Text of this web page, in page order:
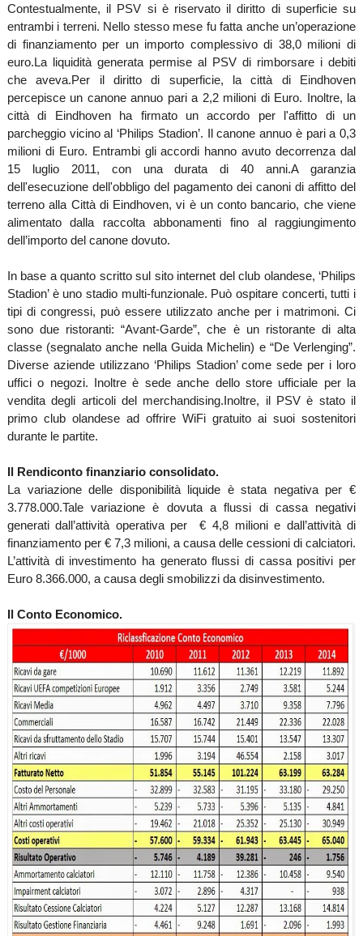
Contestualmente, il PSV si è riservato il diritto di superficie su
entrambi i terreni. Nello stesso mese fu fatta anche un’operazione
di finanziamento per un importo complessivo di 38,0 milioni di
euro.La liquidità generata permise al PSV di rimborsare i debiti
che aveva.Per il diritto di superficie, la città di Eindhoven
percepisce un canone annuo pari a 2,2 milioni di Euro. Inoltre, la
città di Eindhoven ha firmato un accordo per l'affitto di un
parcheggio vicino al ‘Philips Stadion’. Il canone annuo è pari a 0,3
milioni di Euro. Entrambi gli accordi hanno avuto decorrenza dal
15 luglio 2011, con una durata di 40 anni.A garanzia
dell'esecuzione dell'obbligo del pagamento dei canoni di affitto del
terreno alla Città di Eindhoven, vi è un conto bancario, che viene
alimentato dalla raccolta abbonamenti fino al raggiungimento
dell’importo del canone dovuto.
In base a quanto scritto sul sito internet del club olandese, ‘Philips
Stadion’ è uno stadio multi-funzionale. Può ospitare concerti, tutti i
tipi di congressi, può essere utilizzato anche per i matrimoni. Ci
sono due ristoranti: “Avant-Garde”, che è un ristorante di alta
classe (segnalato anche nella Guida Michelin) e “De Verlenging”.
Diverse aziende utilizzano ‘Philips Stadion’ come sede per i loro
uffici o negozi. Inoltre è sede anche dello store ufficiale per la
vendita degli articoli del merchandising.Inoltre, il PSV è stato il
primo club olandese ad offrire WiFi gratuito ai suoi sostenitori
durante le partite.
Il Rendiconto finanziario consolidato.
La variazione delle disponibilità liquide è stata negativa per €
3.778.000.Tale variazione è dovuta a flussi di cassa negativi
generati dall’attività operativa per € 4,8 milioni e dall’attività di
finanziamento per € 7,3 milioni, a causa delle cessioni di calciatori.
L’attività di investimento ha generato flussi di cassa positivi per
Euro 8.366.000, acausa degli smobilizzi da disinvestimento.
Il Conto Economico.